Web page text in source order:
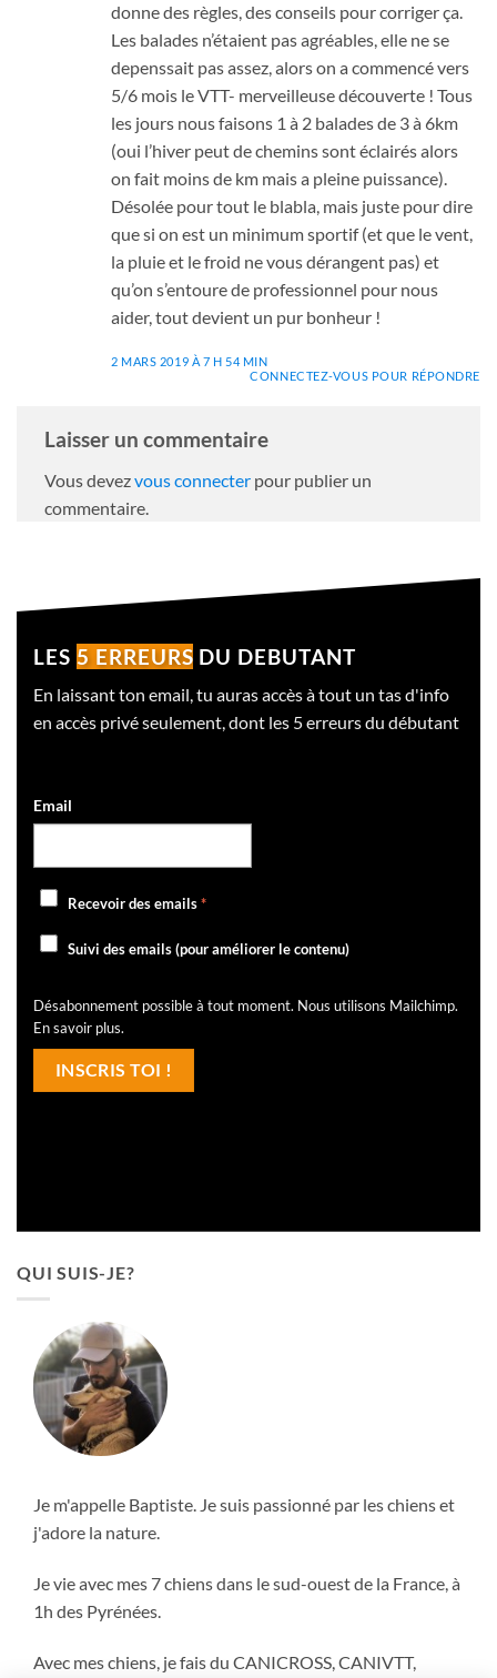
donne des règles, des conseils pour corriger ça.
Les balades n’étaient pas agréables, elle ne se
depenssait pas assez, alors on a commencé vers
5/6 mois le VTT- merveilleuse découverte ! Tous
les jours nous faisons 1 à 2 balades de 3 à 6km
(oui l’hiver peut de chemins sont éclairés alors
on fait moins de km mais a pleine puissance).
Désolée pour tout le blabla, mais juste pour dire
que si on est un minimum sportif (et que le vent,
la pluie et le froid ne vous dérangent pas) et
qu’on s’entoure de professionnel pour nous
aider, tout devient un pur bonheur !
2 MARS 2019 À 7 H 54 MIN
CONNECTEZ-VOUS POUR RÉPONDRE
Laisser un commentaire
Vous devezvous connecter pour publier un
commentaire.
LES 5 ERREURS DU DEBUTANT
En laissant ton email, tu auras accès à tout un tas d'info
en accès privé seulement, dont les 5 erreurs du débutant
Email
Recevoir des emails*
Suivi des emails (pour améliorer le contenu)
Désabonnement possible à tout moment. Nous utilisons Mailchimp.
En savoir plus.
QUI SUIS-JE?
Je m'appelle Baptiste. Je suis passionné par les chiens et
j'adore la nature.
Je vie avec mes 7 chiens dans le sud-ouest de la France, à
1h des Pyrénées.
Avec mes chiens, je fais du CANICROSS, CANIVTT,